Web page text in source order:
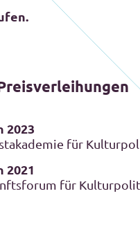
für
für